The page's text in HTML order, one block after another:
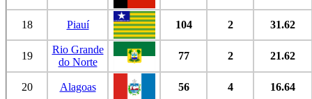
18 Piauí 104 2 31.62
19
Rio Grande
do Norte
77 2 21.62
20 Alagoas 56 4 16.64